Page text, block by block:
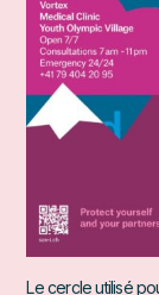
Le cercle utilisé